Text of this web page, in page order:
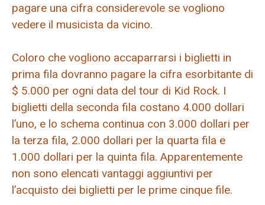
pagare una cifra considerevole se vogliono
vedere il musicista da vicino.
Coloro che vogliono accaparrarsi i biglietti in
prima fila dovranno pagare la cifra esorbitante di
$ 5.000 per ogni data del tour di Kid Rock. I
biglietti della seconda fila costano 4.000 dollari
l’uno, e lo schema continua con 3.000 dollari per
la terza fila, 2.000 dollari per la quarta fila e
1.000 dollari per la quinta fila. Apparentemente
non sono elencati vantaggi aggiuntivi per
l’acquisto dei biglietti per le prime cinque file.